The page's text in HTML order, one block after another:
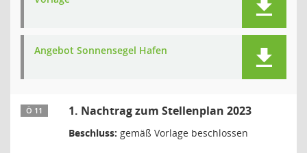
Angebot Sonnensegel Hafen
Ö 11 1. Nachtrag zum Stellenplan 2023
Beschluss: gemäß Vorlage beschlossen